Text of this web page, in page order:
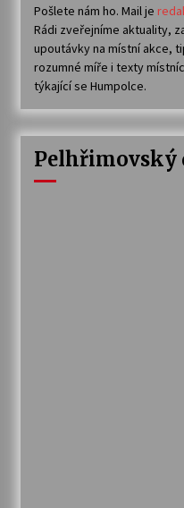
Pošlete nám ho. Mail je
Rádi zveřejníme aktuality,
upoutávky na místní akce,
rozumné míře i texty
týkající se Humpolce.
Pelhřimovský